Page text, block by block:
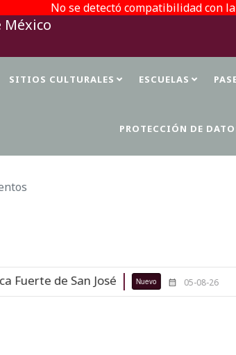
No se detectó compatibilidad con
SITIOS CULTURALES ESCUELAS
PROTECCIÓN DE
de San José Nuevo 05-08-26